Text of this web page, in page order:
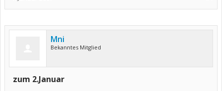
Mni
Bekanntes Mitglied
zum 2.Januar